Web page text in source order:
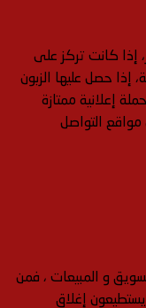
إذا كانت تركز على
إذا حصل عليها الزبون
إعلانية ممتازة
مواقع التواصل
و المبيعات ، فمن
يستطيعون إغلاق